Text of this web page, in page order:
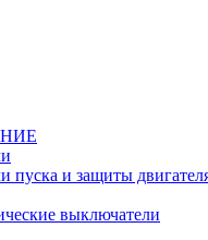
пуска и защиты
выключатели